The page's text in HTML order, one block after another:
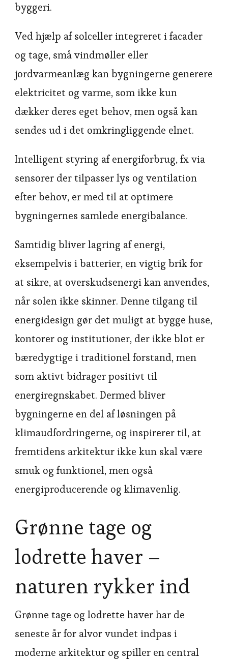
byggeri.
Ved hjælp af solceller integreret i facader
og tage, små vindmøller eller
jordvarmeanlæg kan bygningerne generere
elektricitet og varme, som ikke kun
dækker deres eget behov, men også kan
sendes ud i det omkringliggende elnet.
Intelligent styring af energiforbrug, fx via
sensorer der tilpasser lys og ventilation
efter behov, er med til at optimere
bygningernes samlede energibalance.
Samtidig bliver lagring af energi,
eksempelvis i batterier, en vigtig brik for
at sikre, at overskudsenergi kan anvendes,
når solen ikke skinner. Denne tilgang til
energidesign gør det muligt at bygge huse,
kontorer og institutioner, der ikke blot er
bæredygtige i traditionel forstand, men
som aktivt bidrager positivt til
energiregnskabet. Dermed bliver
bygningerne en del af løsningen på
klimaudfordringerne, og inspirerer til, at
fremtidens arkitektur ikke kun skal være
smuk og funktionel, men også
energiproducerende og klimavenlig.
Grønne tage og
lodrette haver –
naturen rykker ind
Grønne tage og lodrette haver har de
seneste år for alvor vundet indpas i
moderne arkitektur og spiller en central